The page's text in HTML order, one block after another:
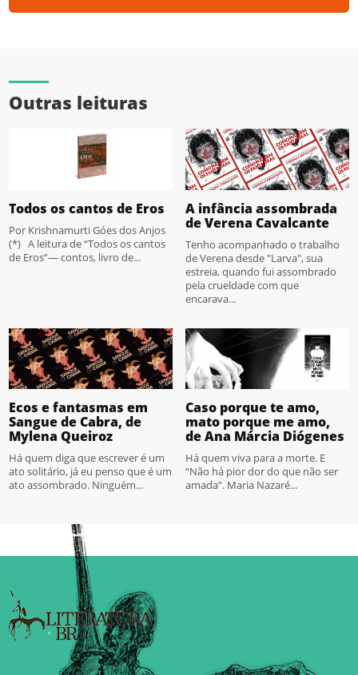
Outras leituras
Todos os cantos de Eros
Por Krishnamurti Góes dos Anjos
(*) A leitura de “Todos os cantos
de Eros”— contos, livro de...
A infância assombrada
de Verena Cavalcante
Tenho acompanhado o trabalho
de Verena desde "Larva", sua
estreia, quando fui assombrado
pela crueldade com que
encarava...
Ecos e fantasmas em
Sangue de Cabra, de
Mylena Queiroz
Há quem diga que escrever é um
ato solitário, já eu penso que é um
ato assombrado. Ninguém...
Caso porque te amo,
mato porque me amo,
de Ana Márcia Diógenes
Há quem viva para a morte. E
“Não há pior dor do que não ser
amada”. Maria Nazaré...